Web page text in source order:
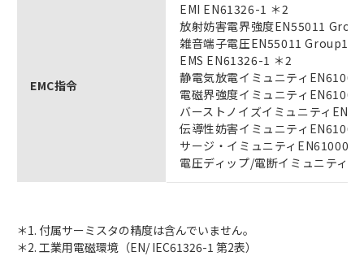
EMC指令
EMI EN61326-1 ＊2
放射妨害電界強度EN55011
雑音端子電圧EN55011 Group1
EMS EN61326-1 ＊2
静電気放電イミュニティ
電磁界強度イミュニティ
バーストノイズイミュニティ
伝導性妨害イミュニティ
サージ・イミュニティEN61000-
電圧ディップ/電断イミュニティ
＊1. 付属サーミスタの精度は含んでいません。
＊2. 工業用電磁環境（EN/ IEC61326-1 第2表）